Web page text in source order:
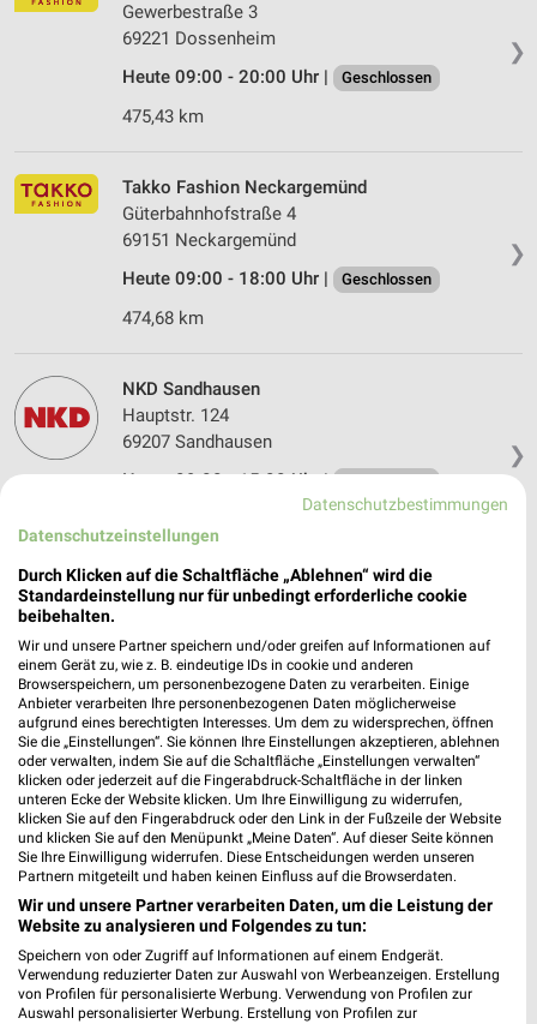
❯
Gewerbestraße 3
69221 Dossenheim
Heute 09:00 - 20:00 Uhr |
Geschlossen
475,43 km
❯
Takko Fashion Neckargemünd
Güterbahnhofstraße 4
69151 Neckargemünd
Heute 09:00 - 18:00 Uhr |
Geschlossen
474,68 km
❯
NKD Sandhausen
Hauptstr. 124
69207 Sandhausen
Heute 09:00 - 15:00 Uhr |
KiK Sandhausen
69207 Sandhausen
Heute 09:00 - 16:00 Uhr | Geschlossen
484,98 km • Angebote: 1 Prospekt
KiK Schwetzingen Süd
Südtangente 1-3
68723 Schwetzingen Süd
Heute 09:00 - 19:00 Uhr | Geschlossen
485,83 km • Angebote: 1 Prospekt
Tchibo Filiale mit Kaffee Bar Schwetzingen
Datenschutzbestimmungen
Datenschutzeinstellungen
Durch Klicken auf die Schaltfläche „Ablehnen“ wird die
Standardeinstellung nur für unbedingt erforderliche cookie
beibehalten.
Wir und unsere Partner speichern und/oder greifen auf Informationen auf
einem Gerät zu, wie z. B. eindeutige IDs in cookie und anderen
Browserspeichern, um personenbezogene Daten zu verarbeiten. Einige
Anbieter verarbeiten Ihre personenbezogenen Daten möglicherweise
aufgrund eines berechtigten Interesses. Um dem zu widersprechen, öffnen
Sie die „Einstellungen“. Sie können Ihre Einstellungen akzeptieren, ablehnen
oder verwalten, indem Sie auf die Schaltfläche „Einstellungen verwalten“
klicken oder jederzeit auf die Fingerabdruck-Schaltfläche in der linken
unteren Ecke der Website klicken. Um Ihre Einwilligung zu widerrufen,
klicken Sie auf den Fingerabdruck oder den Link in der Fußzeile der Website
und klicken Sie auf den Menüpunkt „Meine Daten“. Auf dieser Seite können
Sie Ihre Einwilligung widerrufen. Diese Entscheidungen werden unseren
Partnern mitgeteilt und haben keinen Einfluss auf die Browserdaten.
Wir und unsere Partner verarbeiten Daten, um die Leistung der
Website zu analysieren und Folgendes zu tun:
Speichern von oder Zugriff auf Informationen auf einem Endgerät.
Verwendung reduzierter Daten zur Auswahl von Werbeanzeigen. Erstellung
von Profilen für personalisierte Werbung. Verwendung von Profilen zur
Auswahl personalisierter Werbung. Erstellung von Profilen zur